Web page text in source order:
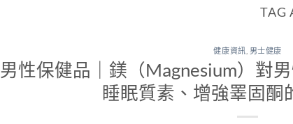
TAG
健康資訊 男士健康
男性保健品｜鎂（Magnesium）對
睡眠質素、增強睪固酮